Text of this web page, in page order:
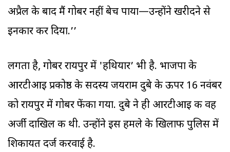
अप्रैल के बाद मैं गोबर नहीं बेच पाया—उन्होंने खरीदने से
इनकार कर दिया.’’
लगता है, गोबर रायपुर में 'हथियार’ भी है. भाजपा के
आरटीआइ प्रकोष्ठ के सदस्य जयराम दुबे के ऊपर 16 नवंबर
को रायपुर में गोबर फेंका गया. दुबे ने ही आरटीआइ की वह
अर्जी दाखिल की थी. उन्होंने इस हमले के खिलाफ पुलिस में
शिकायत दर्ज करवाई है.